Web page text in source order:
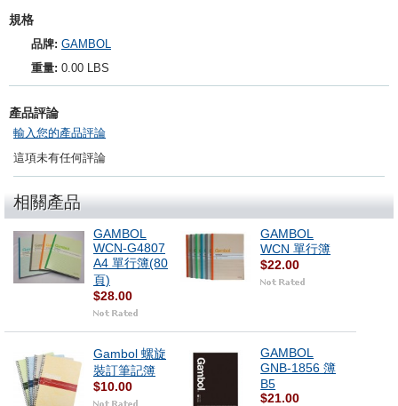
規格
品牌: GAMBOL
重量: 0.00 LBS
產品評論
輸入您的產品評論
這項未有任何評論
相關產品
GAMBOL
WCN-G4807
A4 單行簿(80
頁)
$28.00
GAMBOL
WCN 單行簿
$22.00
Gambol 螺旋
裝訂筆記簿
$10.00
GAMBOL
GNB-1856 簿
B5
$21.00